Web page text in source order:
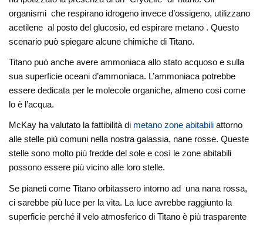
organismi che respirano idrogeno invece d’ossigeno, utilizzano
acetilene al posto del glucosio, ed espirare metano . Questo
scenario può spiegare alcune chimiche di Titano.
Titano può anche avere ammoniaca allo stato acquoso e sulla
sua superficie oceani d’ammoniaca. L’ammoniaca potrebbe
essere dedicata per le molecole organiche, almeno cosi come
lo è l’acqua.
McKay ha valutato la fattibilità di metano zone abitabili attorno
alle stelle più comuni nella nostra galassia, nane rosse. Queste
stelle sono molto più fredde del sole e così le zone abitabili
possono essere più vicino alle loro stelle.
Se pianeti come Titano orbitassero intorno ad una nana rossa,
ci sarebbe più luce per la vita. La luce avrebbe raggiunto la
superficie perché il velo atmosferico di Titano è più trasparente